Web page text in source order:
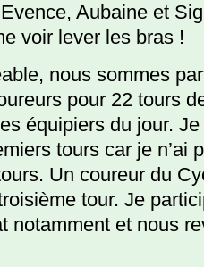
Aubaine et
voir lever les bras !
nous sommes
pour 22 tours
équipiers du jour.
tours car je n’ai
Un coureur du
tour. Je
notamment et nous